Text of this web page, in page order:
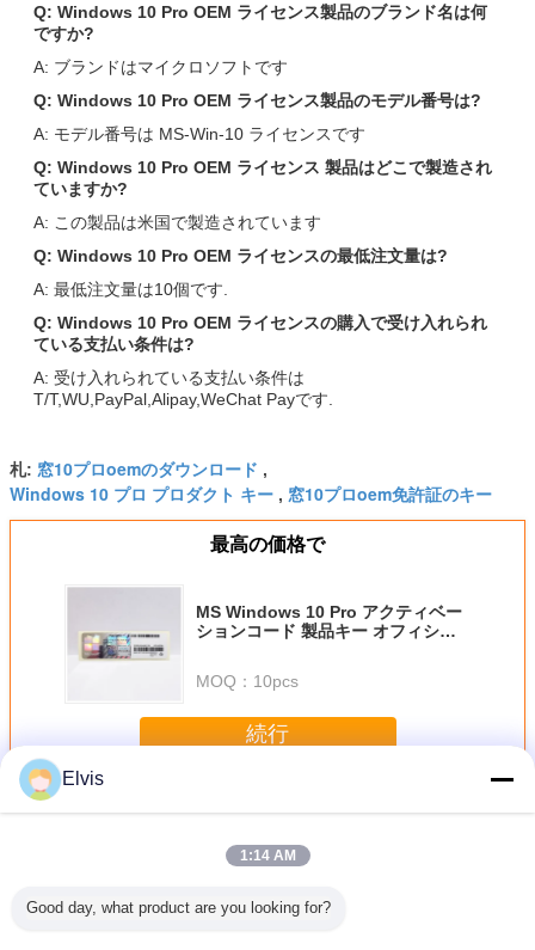
Q: Windows 10 Pro OEM ライセンス製品のブランド名は何
ですか?
A: ブランドはマイクロソフトです
Q: Windows 10 Pro OEM ライセンス製品のモデル番号は?
A: モデル番号は MS-Win-10 ライセンスです
Q: Windows 10 Pro OEM ライセンス 製品はどこで製造され
ていますか?
A: この製品は米国で製造されています
Q: Windows 10 Pro OEM ライセンスの最低注文量は?
A: 最低注文量は10個です.
Q: Windows 10 Pro OEM ライセンスの購入で受け入れられ
ている支払い条件は?
A: 受け入れられている支払い条件は
T/T,WU,PayPal,Alipay,WeChat Payです.
札: 窓10プロoemのダウンロード ,
Windows 10 プロ プロダクト キー , 窓10プロoem免許証のキー
最高の価格で
MS Windows 10 Pro アクティベー
ションコード 製品キー オフィシャ
MOQ： 10pcs
続行
多くWindows 10 Pro OEM ライセンス
Elvis
1:14 AM
Good day, what product are you looking for?